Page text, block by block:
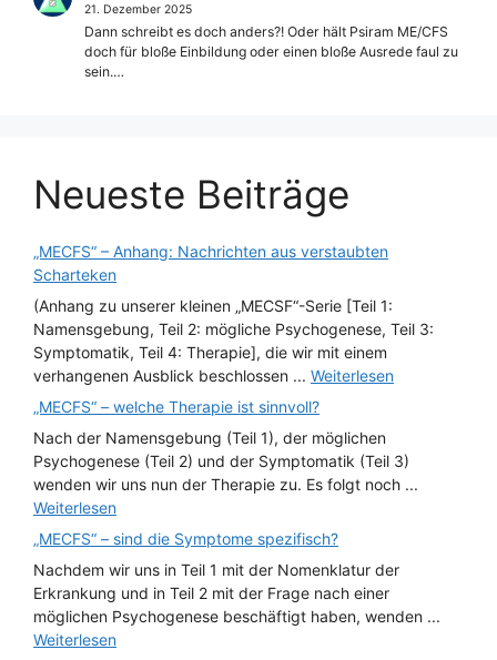
21. Dezember 2025
Dann schreibt es doch anders?! Oder hält Psiram ME/CFS
doch für bloße Einbildung oder einen bloße Ausrede faul zu
sein.…
Neueste Beiträge
„MECFS“ – Anhang: Nachrichten aus verstaubten
Scharteken
(Anhang zu unserer kleinen „MECSF“-Serie [Teil 1:
Namensgebung, Teil 2: mögliche Psychogenese, Teil 3:
Symptomatik, Teil 4: Therapie], die wir mit einem
verhangenen Ausblick beschlossen ... Weiterlesen
„MECFS“ – welche Therapie ist sinnvoll?
Nach der Namensgebung (Teil 1), der möglichen
Psychogenese (Teil 2) und der Symptomatik (Teil 3)
wenden wir uns nun der Therapie zu. Es folgt noch ...
Weiterlesen
„MECFS“ – sind die Symptome spezifisch?
Nachdem wir uns in Teil 1 mit der Nomenklatur der
Erkrankung und in Teil 2 mit der Frage nach einer
möglichen Psychogenese beschäftigt haben, wenden ...
Weiterlesen